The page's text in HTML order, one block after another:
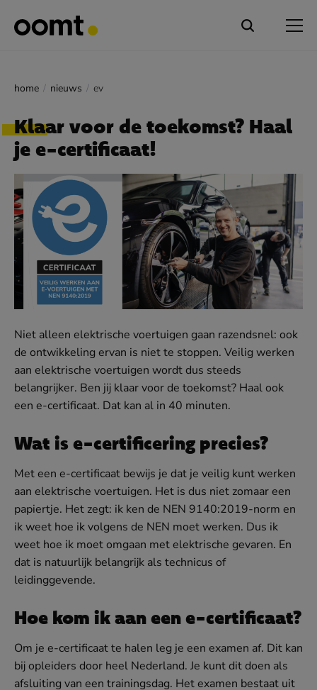
home nieuws ev
Klaar voor de toekomst? Haal
je e-certificaat!
Niet alleen elektrische voertuigen gaan razendsnel: ook
de ontwikkeling ervan is niet te stoppen. Veilig werken
aan elektrische voertuigen wordt dus steeds
belangrijker. Ben jij klaar voor de toekomst? Haal ook
een e-certificaat. Dat kan al in 40 minuten.
Wat is e-certificering precies?
Met een e-certificaat bewijs je dat je veilig kunt werken
aan elektrische voertuigen. Het is dus niet zomaar een
papiertje. Het zegt: ik ken de NEN 9140:2019-norm en
ik weet hoe ik volgens de NEN moet werken. Dus ik
weet hoe ik moet omgaan met elektrische gevaren. En
dat is natuurlijk belangrijk als technicus of
leidinggevende.
Hoe kom ik aan een e-certificaat?
Om je e-certificaat te halen leg je een examen af. Dit kan
bij opleiders door heel Nederland. Je kunt dit doen als
afsluiting van een trainingsdag. Het examen bestaat uit